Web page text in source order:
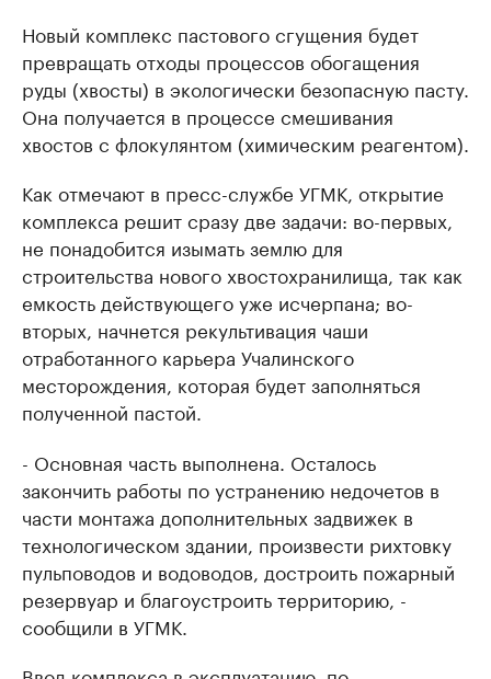
Новый комплекс пастового сгущения будет
превращать отходы процессов обогащения
руды (хвосты) в экологически безопасную пасту.
Она получается в процессе смешивания
хвостов с флокулянтом (химическим реагентом).
Как отмечают в пресс-службе УГМК, открытие
комплекса решит сразу две задачи: во-первых,
не понадобится изымать землю для
строительства нового хвостохранилища, так как
емкость действующего уже исчерпана; во-
вторых, начнется рекультивация чаши
отработанного карьера Учалинского
месторождения, которая будет заполняться
полученной пастой.
- Основная часть выполнена. Осталось
закончить работы по устранению недочетов в
части монтажа дополнительных задвижек в
технологическом здании, произвести рихтовку
пульповодов и водоводов, достроить пожарный
резервуар и благоустроить территорию, -
сообщили в УГМК.